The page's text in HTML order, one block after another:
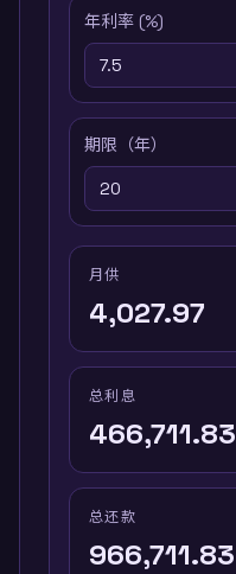
年利率 (%)
期限（年）
月供
4,027.97
总利息
466,711.83
总还款
966,711.83